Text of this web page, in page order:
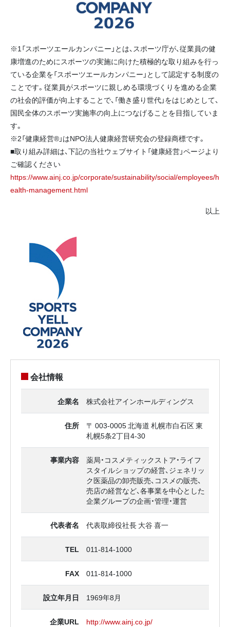
※1「スポーツエールカンパニー」とは、スポーツ庁が、従業員の健
康増進のためにスポーツの実施に向けた積極的な取り組みを行っ
ている企業を「スポーツエールカンパニー」として認定する制度の
ことです。従業員がスポーツに親しめる環境づくりを進める企業
の社会的評価が向上することで、「働き盛り世代」をはじめとして、
国民全体のスポーツ実施率の向上につなげることを目指していま
す。
※2「健康経営®」はNPO法人健康経営研究会の登録商標です。
■取り組み詳細は、下記の当社ウェブサイト「健康経営」ページより
ご確認ください
https://www.ainj.co.jp/corporate/sustainability/social/employees/h
ealth-management.html
以上
会社情報
企業名 株式会社アインホールディングス
住所
〒 003-0005 北海道 札幌市白石区 東
札幌5条2丁目4-30
事業内容
薬局・コスメティックストア・ライフ
スタイルショップの経営、ジェネリッ
ク医薬品の卸売販売、コスメの販売、
売店の経営など、各事業を中心とした
企業グループの企画・管理・運営
代表者名 代表取締役社長 大谷 喜一
TEL 011-814-1000
FAX 011-814-1000
設立年月日 1969年8月
企業URL http://www.ainj.co.jp/